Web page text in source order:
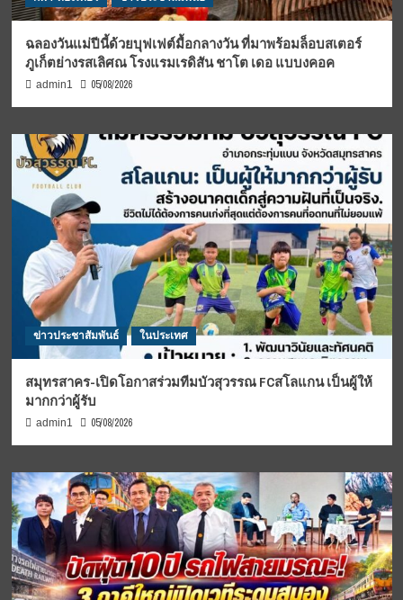
ฉลองวันแม่ปีนี้ด้วยบุฟเฟต์มื้อกลางวัน ที่มาพร้อมล็อบสเตอร์
ภูเก็ตย่างรสเลิศณ โรงแรมเรดิสัน ชาโต เดอ แบบงคอค
admin1 05/08/2026
ข่าวประชาสัมพันธ์ ในประเทศ
สมุทรสาคร-เปิดโอกาสร่วมทีมบัวสุวรรณ FCสโลแกน เป็นผู้ให้
มากกว่าผู้รับ
admin1 05/08/2026